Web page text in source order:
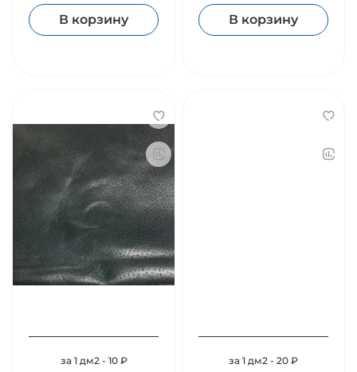
В корзину В корзину
за 1 дм2 - 10 ₽ за 1 дм2 - 20 ₽